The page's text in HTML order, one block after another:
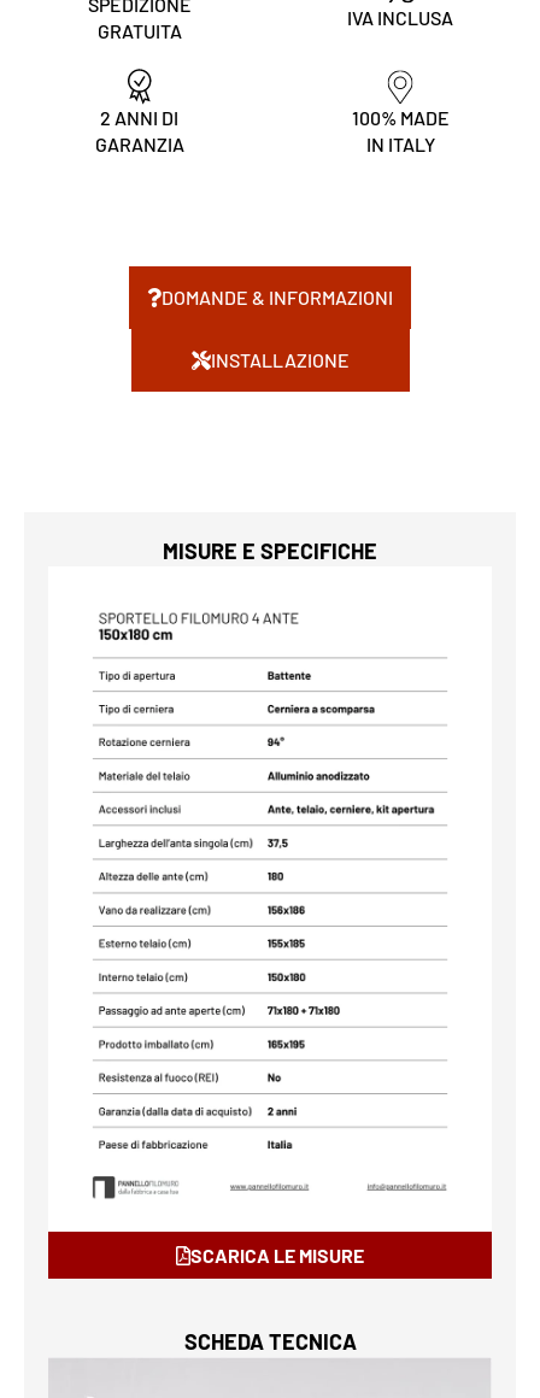
GRATUITA
IVA INCLUSA
2 ANNI DI
GARANZIA
100% MADE
IN ITALY
DOMANDE & INFORMAZIONI
INSTALLAZIONE
MISURE E SPECIFICHE
SCARICA LE MISURE
SCHEDA TECNICA